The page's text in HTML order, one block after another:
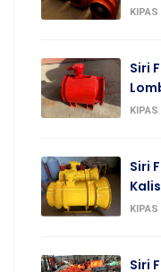
Siri
Siri
Siri